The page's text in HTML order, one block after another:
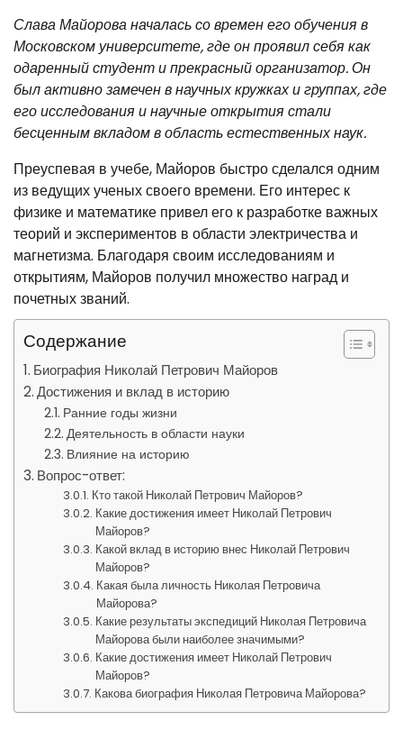
Слава Майорова началась со времен его обучения в
Московском университете, где он проявил себя как
одаренный студент и прекрасный организатор. Он
был активно замечен в научных кружках и группах, где
его исследования и научные открытия стали
бесценным вкладом в область естественных наук.
Преуспевая в учебе, Майоров быстро сделался одним
из ведущих ученых своего времени. Его интерес к
физике и математике привел его к разработке важных
теорий и экспериментов в области электричества и
магнетизма. Благодаря своим исследованиям и
открытиям, Майоров получил множество наград и
почетных званий.
Содержание
Биография Николай Петрович Майоров
Достижения и вклад в историю
Ранние годы жизни
Деятельность в области науки
Влияние на историю
Вопрос-ответ:
Кто такой Николай Петрович Майоров?
Какие достижения имеет Николай Петрович
Майоров?
Какой вклад в историю внес Николай Петрович
Майоров?
Какая была личность Николая Петровича
Майорова?
Какие результаты экспедиций Николая Петровича
Майорова были наиболее значимыми?
Какие достижения имеет Николай Петрович
Майоров?
Какова биография Николая Петровича Майорова?